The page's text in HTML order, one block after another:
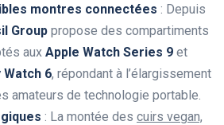
montres connectées : Depuis
Group propose des compartiments
aux Apple Watch Series 9 et
Watch 6, répondant à l’élargissement
amateurs de technologie portable.
: La montée des cuirs vegan,